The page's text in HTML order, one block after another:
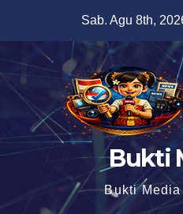
Sab. Agu 8th,
Bukti
Bukti